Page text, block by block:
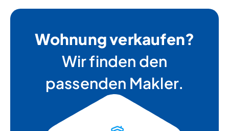
Wohnung verkaufen?
Wir finden den
passenden Makler.